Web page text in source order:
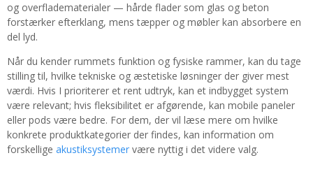
og overfladematerialer — hårde flader som glas og beton
forstærker efterklang, mens tæpper og møbler kan absorbere en
del lyd.
Når du kender rummets funktion og fysiske rammer, kan du tage
stilling til, hvilke tekniske og æstetiske løsninger der giver mest
værdi. Hvis I prioriterer et rent udtryk, kan et indbygget system
være relevant; hvis fleksibilitet er afgørende, kan mobile paneler
eller pods være bedre. For dem, der vil læse mere om hvilke
konkrete produktkategorier der findes, kan information om
forskellige akustiksystemer være nyttig i det videre valg.